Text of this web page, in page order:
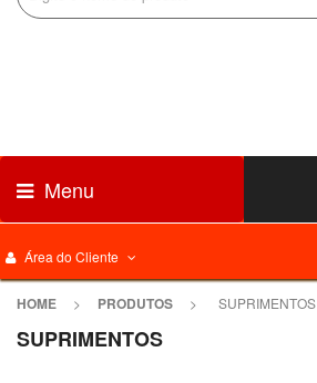
Área do Cliente
Menu
HOME > PRODUTOS > SUPRIMENTOS
SUPRIMENTOS